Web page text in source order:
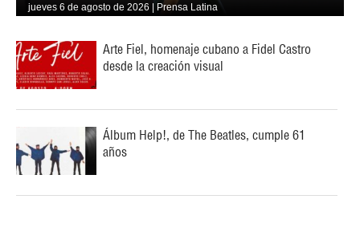
jueves 6 de agosto de 2026 | Prensa Latina
Arte Fiel, homenaje cubano a Fidel Castro
desde la creación visual
Álbum Help!, de The Beatles, cumple 61
años